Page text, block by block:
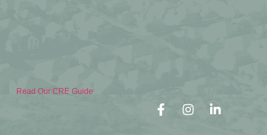
Read Our CRE Guide